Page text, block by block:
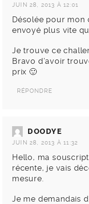
JUIN 28, 2013 À 12:01
Désolée pour mon
envoyé plus vite
Je trouve ce
Bravo d’avoir
prix 🙂
RÉPONDRE
DOODYE
JUIN 28, 2013 À 11:32
Hello, ma
récente, je vais
mesure.
Je me demandais